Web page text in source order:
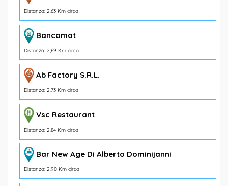
Distanza: 2,63 Km circa
Bancomat
Distanza: 2,69 Km circa
Ab Factory S.R.L.
Distanza: 2,73 Km circa
Vsc Restaurant
Distanza: 2,84 Km circa
Bar New Age Di Alberto Dominijanni
Distanza: 2,90 Km circa